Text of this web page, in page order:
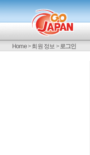
Home>회원 정보 >로그인